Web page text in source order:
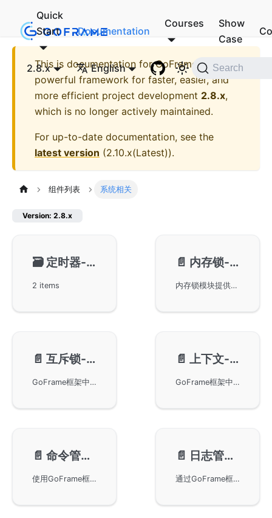
Quick
Start
Documentation
Courses
Show
Case
2.8.x English Search
This is documentation forGoFrame - A
powerful framework for faster, easier, and
more efficient project development 2.8.x,
which is no longer actively maintained.
For up-to-date documentation, see the
latest version (2.10.x(Latest)).
组件列表 系统相关
Version: 2.8.x
🗃️ 定时器-gtimer
2 items
📄️ 内存锁-gmlock
内存锁模块提供了基于GoFrame框架的动态互斥锁功能，支持给定键名动态生成锁，实现并发安全和TryLock特性。通过GoFrame提供的方法，可以方便地在需要动态创建大量互斥锁的场景中应用，如在多goroutine并发处理中有效管理锁，确保资源安全访问。
📄️ 互斥锁-gmutex
GoFrame框架中的gmutex互斥锁，该锁支持并发读写控制，与标准库sync.RWMutex类似。其特点是包含Try*方法和*Func方法，用于非阻塞锁机制和特定作用域锁控制。通过示例代码展示了其便捷的使用方式，以及与标准库锁的基准测试对比，展示了其性能优势。适用于需要高效锁机制的并发编程场景。
📄️ 上下文-gctx
GoFrame框架中gctx组件的基本概念及常用方法。gctx用于简化链路跟踪及上下文对象的管理，方便进程初始化和上下文操作。主要涉及的内容包括如何创建和获取支持链路跟踪的上下文对象，以及在进程和init包中的应用。结合示例代码和API文档，可更详细地了解gctx的实际应用。
📄️ 命令管理-gcmd
使用GoFrame框架中的命令管理组件gcmd进行命令行操作，包括如何创建和管理命令、执行命令以及命令的参数配置。是GoFrame核心组件之一，适用于各种开发场景，提高开发效率。
📄️ 日志管理-glog
通过GoFrame框架的glog模块实现日志管理功能，帮助用户掌握使用GoFrame框架进行高效日志处理的方法与技巧。详细了解模块化设计与日志记录的使用方式。